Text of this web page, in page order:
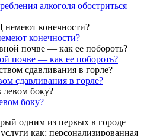
алкоголя обостриться
конечности?
почве — как ее побороть?
сдавливания в горле?
боку?
одним из первых в городе
как: персонализированная